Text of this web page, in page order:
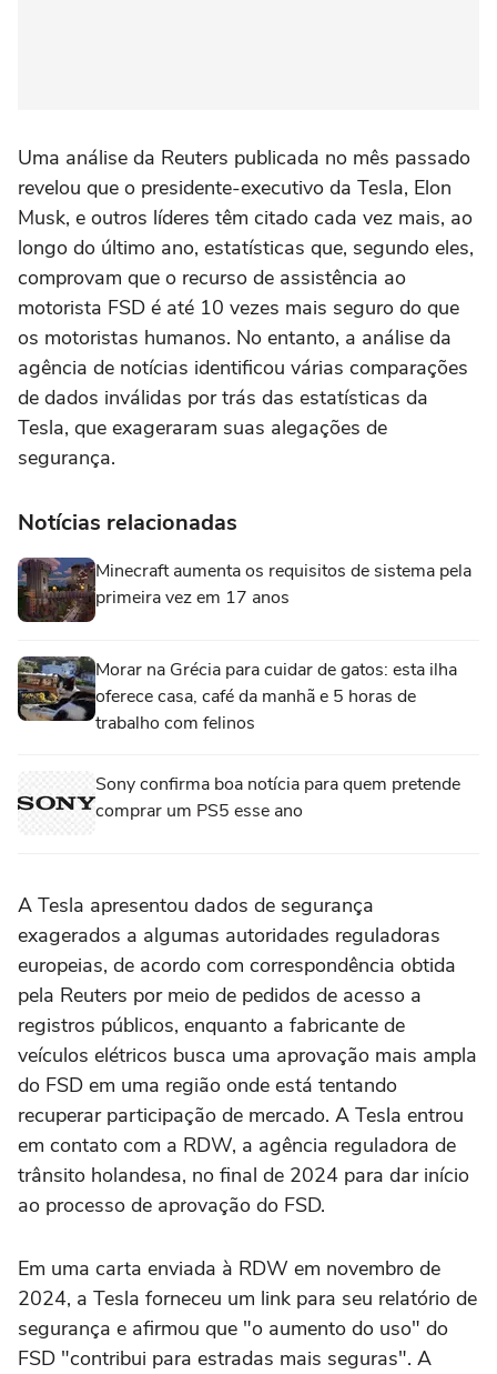
Uma análise da Reuters publicada no mês passado
revelou que o presidente-executivo da Tesla, Elon
Musk, e outros líderes têm citado cada vez mais, ao
longo do último ano, estatísticas que, segundo eles,
comprovam que o recurso de assistência ao
motorista FSD é até 10 vezes mais seguro do que
os motoristas humanos. No entanto, a análise da
agência de notícias identificou várias comparações
de dados inválidas por trás das estatísticas da
Tesla, que exageraram suas alegações de
segurança.
Notícias relacionadas
Minecraft aumenta os requisitos de sistema pela
primeira vez em 17 anos
Morar na Grécia para cuidar de gatos: esta ilha
oferece casa, café da manhã e 5 horas de
trabalho com felinos
Sony confirma boa notícia para quem pretende
comprar um PS5 esse ano
A Tesla apresentou dados de segurança
exagerados a algumas autoridades reguladoras
europeias, de acordo com correspondência obtida
pela Reuters por ⁠meio de pedidos de acesso a
registros públicos, enquanto a fabricante de
veículos elétricos busca uma aprovação mais ampla
do FSD em uma região onde está tentando
recuperar participação de mercado. A Tesla ‌entrou
em contato com a RDW, a agência reguladora de
trânsito holandesa, no final de 2024 para dar início
ao processo de aprovação do FSD.
Em uma carta enviada à RDW em novembro de
2024, a Tesla forneceu um link para seu relatório de
segurança e afirmou que "o aumento do uso" do
FSD "contribui para estradas mais seguras". A